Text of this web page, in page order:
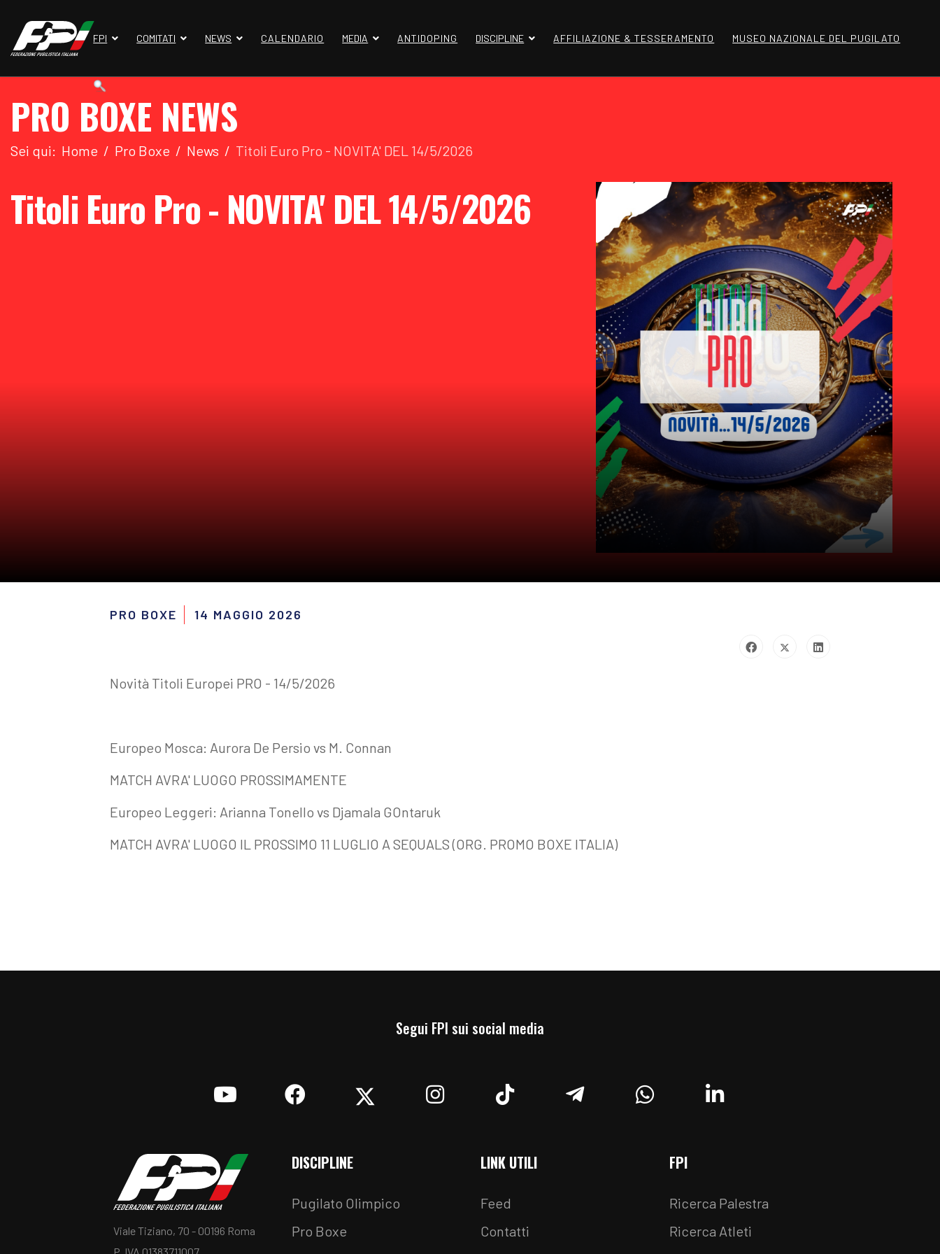
FPI COMITATI NEWS CALENDARIO MEDIA ANTIDOPING DISCIPLINE AFFILIAZIONE & TESSERAMENTO MUSEO NAZIONALE DEL PUGILATO
PRO BOXE NEWS
Sei qui: Home Pro Boxe News Titoli Euro Pro - NOVITA' DEL 14/5/2026
Titoli Euro Pro - NOVITA' DEL 14/5/2026
PRO BOXE 14 MAGGIO 2026
Novità Titoli Europei PRO - 14/5/2026
Europeo Mosca: Aurora De Persio vs M. Connan
MATCH AVRA' LUOGO PROSSIMAMENTE
Europeo Leggeri: Arianna Tonello vs Djamala GOntaruk
MATCH AVRA' LUOGO IL PROSSIMO 11 LUGLIO A SEQUALS (ORG. PROMO BOXE ITALIA)
Segui FPI sui social media
Viale Tiziano, 70 - 00196 Roma
DISCIPLINE
Pugilato Olimpico
Pro Boxe
LINK UTILI
Feed
Contatti
FPI
Ricerca Palestra
Ricerca Atleti